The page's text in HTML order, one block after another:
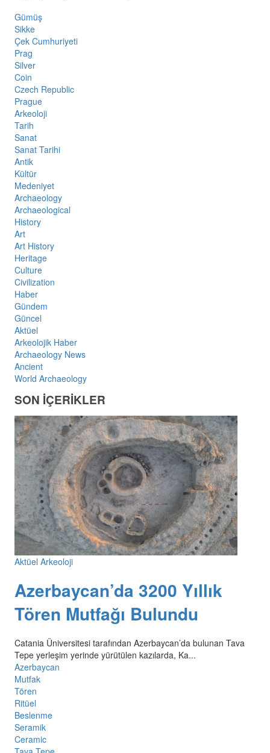
Gümüş
Sikke
Çek Cumhuriyeti
Prag
Silver
Coin
Czech Republic
Prague
Arkeoloji
Tarih
Sanat
Sanat Tarihi
Antik
Kültür
Medeniyet
Archaeology
Archaeological
History
Art
Art History
Heritage
Culture
Civilization
Haber
Gündem
Güncel
Aktüel
Arkeolojik Haber
Archaeology News
Ancient
World Archaeology
SON İÇERİKLER
Aktüel Arkeoloji
Azerbaycan’da 3200 Yıllık
Tören Mutfağı Bulundu
Catania Üniversitesi tarafından Azerbaycan’da bulunan Tava
Tepe yerleşim yerinde yürütülen kazılarda, Ka...
Azerbaycan
Mutfak
Tören
Ritüel
Beslenme
Seramik
Ceramic